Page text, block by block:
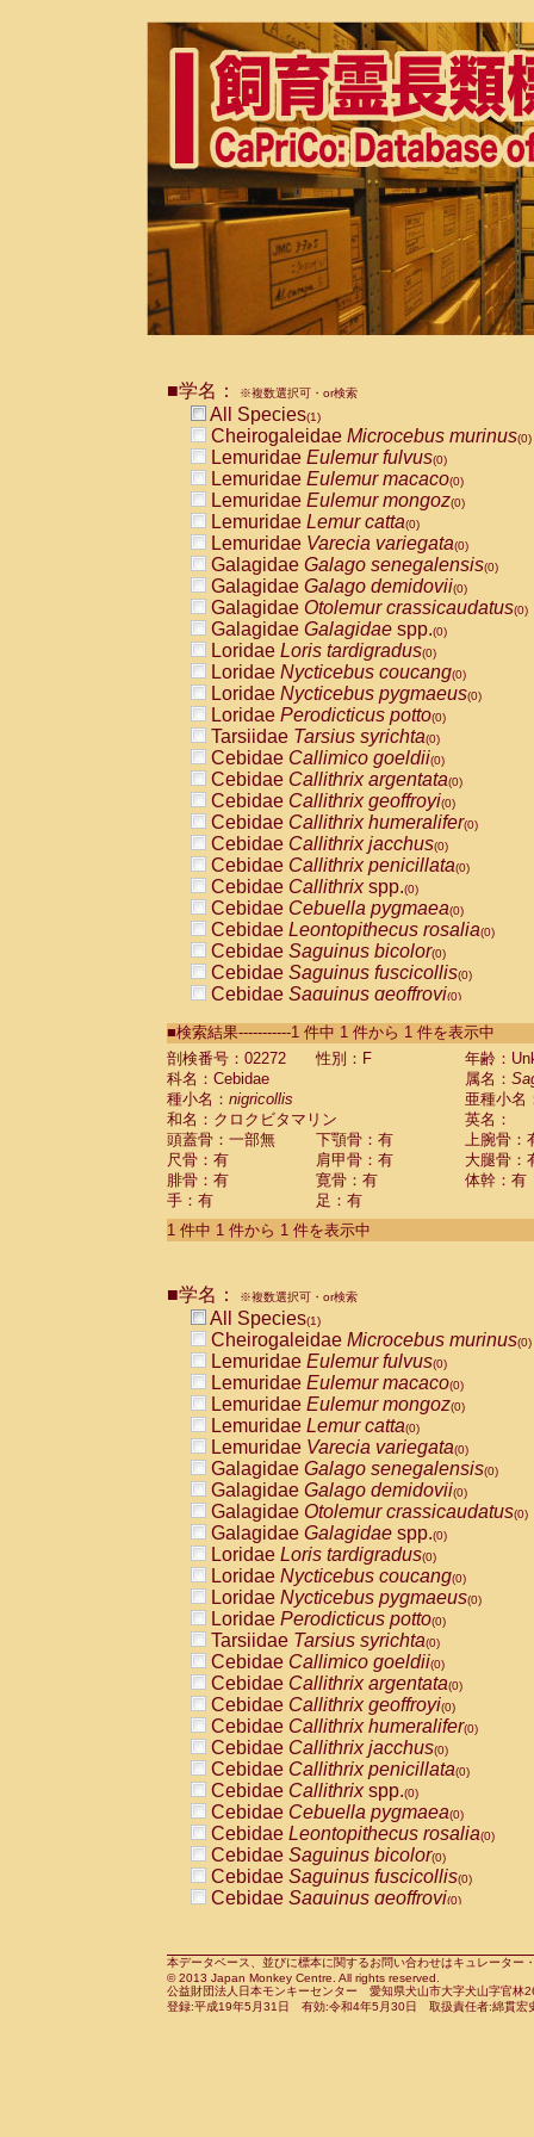
■学名： ※複数選択可・or検索
All Species(1)
Cheirogaleidae Microcebus murinus(0)
Lemuridae Eulemur fulvus(0)
Lemuridae Eulemur macaco(0)
Lemuridae Eulemur mongoz(0)
Lemuridae Lemur catta(0)
Lemuridae Varecia variegata(0)
Galagidae Galago senegalensis(0)
Galagidae Galago demidovii(0)
Galagidae Otolemur crassicaudatus(0)
Galagidae Galagidae spp.(0)
Loridae Loris tardigradus(0)
Loridae Nycticebus coucang(0)
Loridae Nycticebus pygmaeus(0)
Loridae Perodicticus potto(0)
Tarsiidae Tarsius syrichta(0)
Cebidae Callimico goeldii(0)
Cebidae Callithrix argentata(0)
Cebidae Callithrix geoffroyi(0)
Cebidae Callithrix humeralifer(0)
Cebidae Callithrix jacchus(0)
Cebidae Callithrix penicillata(0)
Cebidae Callithrixspp.(0)
Cebidae Cebuella pygmaea(0)
Cebidae Leontopithecus rosalia(0)
Cebidae Saguinus bicolor(0)
Cebidae Saguinus fuscicollis(0)
Cebidae Saguinus geoffroyi(0)
CebidaeSaguinus labiatus(0)
Cebidae Saguinus leucopus (0)
Cebidae
CebidaeSaguinus mystax
CebidaeSaguinus nigricollis (1)
Cebidae Saguinus oedipus
Cebidae Saguinus weddelli
Cebidae Saguinusspp.
Cebidae Aotus trivirgatus
Cebidae Cebus albifrons
CebidaeCebus nigrivittatus
CebidaeCebus
CebidaeSaimiri boliviensis(0)
CebidaeSaimiri sciureus(0)
AtelidaeAlouatta caraya(0)
AtelidaeAlouatta fusca(0)
AtelidaeAlouatta seniculus
AtelidaeAlouattaspp.(0)
AtelidaeAteles belzebuth(0)
AtelidaeAteles geoffroyi(0)
AtelidaeAteles paniscus(0)
AtelidaeAtelesspp.(0)
Atelidae Lagothrix lagothricha
AtelidaeLagothrix lagothricha cana
PitheciidaeCacajao calvus
PitheciidaeCallicebus cupreus
PitheciidaeCallicebus donacophilus
PitheciidaeCallicebus moloch
PitheciidaeCallicebus torquatus
PitheciidaeCallicebusspp.(0)
PitheciidaeChiropotes satanas(0)
PitheciidaePithecia monachus
PitheciidaePithecia pithecia(0)
CercopithecidaeCercocebus agilis
CercopithecidaeCercocebus
CercopithecidaeCercocebus
CercopithecidaeCercocebus
CercopithecidaeCercocebus
CercopithecidaeCercocebushybrid
CercopithecidaePapio anubis(0)
CercopithecidaePapio cynocephalus
CercopithecidaePapio hamadryas(0)
■検索結果-----------1 件中 1 件から 1 件を表示中
剖検番号：02272
性別：F
年齢：
科名：Cebidae
属名：
種小名： nigricollis
亜種小名
和名：クロクビタマリン
英名：
頭蓋骨：一部無
下顎骨：有
上腕骨：
尺骨：有
肩甲骨：有
大腿骨：
腓骨：有
寛骨：有
体幹：有
手：有
足：有
1 件中 1 件から 1 件を表示中
■学名： ※複数選択可・or検索
All Species(1)
Cheirogaleidae Microcebus murinus(0)
Lemuridae Eulemur fulvus(0)
Lemuridae Eulemur macaco(0)
Lemuridae Eulemur mongoz(0)
Lemuridae Lemur catta(0)
Lemuridae Varecia variegata(0)
Galagidae Galago senegalensis(0)
Galagidae Galago demidovii(0)
Galagidae Otolemur crassicaudatus(0)
Galagidae Galagidae spp.(0)
Loridae Loris tardigradus(0)
Loridae Nycticebus coucang(0)
Loridae Nycticebus pygmaeus(0)
Loridae Perodicticus potto(0)
Tarsiidae Tarsius syrichta(0)
Cebidae Callimico goeldii(0)
Cebidae Callithrix argentata(0)
Cebidae Callithrix geoffroyi(0)
Cebidae Callithrix humeralifer(0)
Cebidae Callithrix jacchus(0)
Cebidae Callithrix penicillata(0)
Cebidae Callithrixspp.(0)
Cebidae Cebuella pygmaea(0)
Cebidae Leontopithecus rosalia(0)
Cebidae Saguinus bicolor(0)
Cebidae Saguinus fuscicollis(0)
Cebidae Saguinus geoffroyi(0)
CebidaeSaguinus leucopus(0)
CebidaeSaguinus midas(0)
Cebidae Saguinus mystax(0)
本データベース、並びに標本に関するお問い合わせはキュレータ
© 2013 Japan Monkey Centre. All rights reserved.
公益財団法人日本モンキーセンター 愛知県犬山市大字犬山字官
登録:平成19年5月31日 有効:令和4年5月30日 取扱責任者:綿貫宏